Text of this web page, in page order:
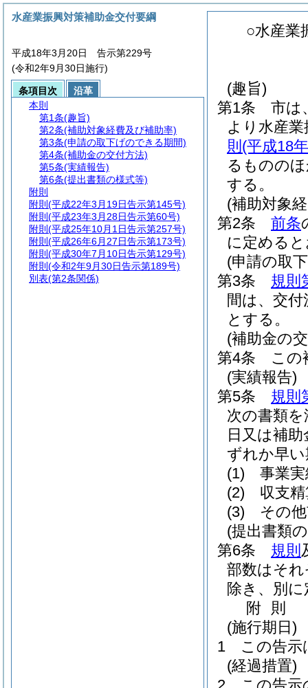
○水産業
(趣旨)
第1条
市は
より水産
則 (平成18
るものの
する。
(補助対象
第2条
前条
に定める
(申請の取
第3条
規則
間は、交
とする。
(補助金の
第4条
この
(実績報告)
第5条
規則
次の書類
日又は補
ずれか早
(1)
事業
(2)
収支
(3)
その
(提出書類
第6条
規則
部数はそ
除き、別
附 則
(施行期日)
1
この告示
(経過措置)
水産業振興対策補助金交付要綱
平成18年3月20日 告示第229号
(令和2年9月30日施行)
条項目次
沿革
本則
第1条(趣旨)
第2条(補助対象経費及び補助率)
第3条(申請の取下げのできる期間)
第4条(補助金の交付方法)
第5条(実績報告)
第6条(提出書類の様式等)
附則
附則 (平成22年3月19日告示第145号)
附則 (平成23年3月28日告示第60号)
附則 (平成25年10月1日告示第257号)
附則 (平成26年6月27日告示第173号)
附則 (平成30年7月10日告示第129号)
附則 (令和2年9月30日告示第189号)
別表(第2条関係)